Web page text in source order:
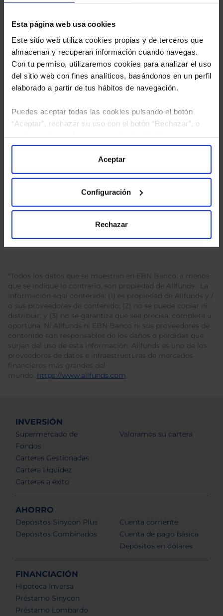
Esta página web usa cookies
Este sitio web utiliza cookies propias y de terceros que
almacenan y recuperan información cuando navegas.
Con tu permiso, utilizaremos cookies para analizar el uso
del sitio web con fines analíticos, basándonos en un perfil
elaborado a partir de tus hábitos de navegación.
Puedes aceptar todas las cookies pulsando el botón
“Aceptar”, rechazar su uso con el botón “Rechazar”, o
“Configuración”. Consulta nuestraPolítica
para más información.
Aceptar
Configuración
Rechazar
He leídola política de privacidady consiento el
tratamiento de mis datos personales.
*Todos los datos que se muestran en EBN Banco, a menos
que se indique lo contrario, son propiedad de Allfunds . La
información aquí contenida: (1) es propiedad de Allfunds y /
o sus proveedores de contenido; (2) no se puede copiar ni
distribuir; y (3) no se garantiza que sea precisa, completa u
oportuna. Ni Allfunds ni EBN Banco ni sus proveedores de
contenido son responsables de los daños o pérdidas que
surjan del uso de esta información. Allfunds es uno de los
proveedores de datos e infraestructuras de mercados
financieros más grandes del
mundo. https://www.allfunds.com.
INVERSIÓN
Supermercado de
Fondos
Carteras Gestionadas
Cartera Liquidez
Carteras a éxito
Valoramos su cartera
AHORRO
Depósitos Sinycon Plus
Depósitos Combinados
Cuenta corriente
Cuenta de pago básica
Depósitos en dólares
FINANCIACIÓN
Hipoteca Inversa
Préstamo Sinycon
Préstamo Lombardo